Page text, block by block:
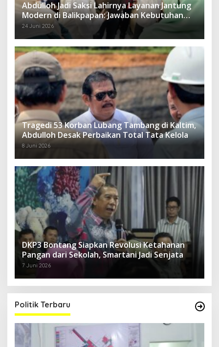
Abdulloh Jadi Saksi Lahirnya Layanan Jantung
Modern di Balikpapan: Jawaban Kebutuhan
Rakyat
24 Juni 2026
Tragedi 53 Korban Lubang Tambang di Kaltim,
Abdulloh Desak Perbaikan Total Tata Kelola
8 Juni 2026
DKP3 Bontang Siapkan Revolusi Ketahanan
Pangan dari Sekolah, Smartani Jadi Senjata
7 Juni 2026
Politik Terbaru